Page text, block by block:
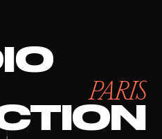
PARIS